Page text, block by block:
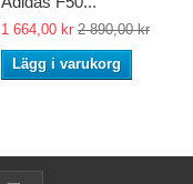
1 664,00 kr 2 890,00 kr
Lägg i varukorg